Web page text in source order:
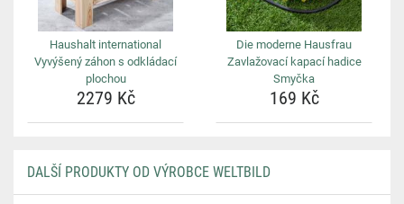
Haushalt international
Vyvýšený záhon s odkládací
plochou
2279 Kč
Die moderne Hausfrau
Zavlažovací kapací hadice
Smyčka
169 Kč
DALŠÍ PRODUKTY OD VÝROBCE WELTBILD